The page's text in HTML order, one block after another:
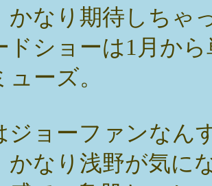
かなり期待しちゃ
ドショーは1月か
ューズ。
ジョーファンなん
かなり浅野が気に